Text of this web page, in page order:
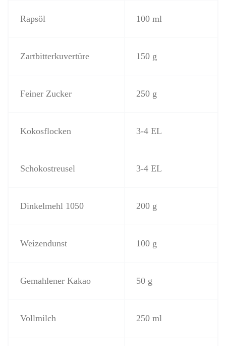
Rapsöl 100 ml
Zartbitterkuvertüre 150 g
Feiner Zucker 250 g
Kokosflocken 3-4 EL
Schokostreusel 3-4 EL
Dinkelmehl 1050 200 g
Weizendunst 100 g
Gemahlener Kakao 50 g
Vollmilch 250 ml